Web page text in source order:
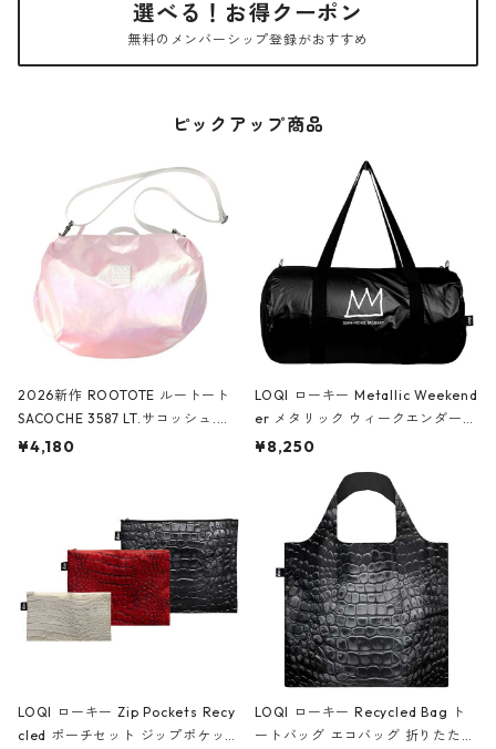
選べる！お得クーポン
無料のメンバーシップ登録がおすすめ
ピックアップ商品
2026新作 ROOTOTE ルートート
SACOCHE 3587 LT.サコッシュ.ル
ミエ-B ショルダーバッグ グロスピ
¥4,180
LOQI ローキー Metallic Weekend
er メタリック ウィークエンダー
ボストンバッグ ショルダーバッグ
Black ジャン=ミッシェル・バスキ
ア/クラウン ブラック
¥8,250
LOQI ローキー Zip Pockets Recy
cled ポーチセット ジップポケット
LOQI ローキー Recycled Bag ト
ートバッグ エコバッグ 折りたたみ